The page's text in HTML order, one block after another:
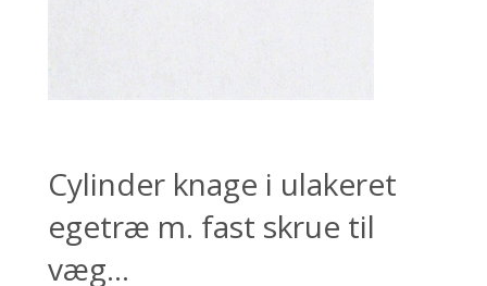
Cylinder knage i ulakeret
egetræ m. fast skrue til
væg...